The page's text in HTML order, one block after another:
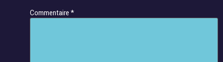
Commentaire *